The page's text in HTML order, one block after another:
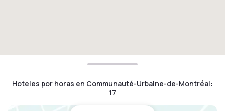
Hoteles por horas en Communauté-Urbaine-de-Montréal:
17